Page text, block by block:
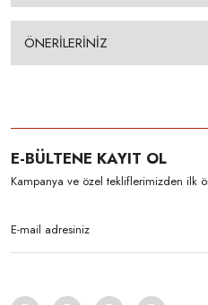
ÖNERİLERİNİZ
E-BÜLTENE KAYIT OL
Kampanya ve özel tekliflerimizden ilk